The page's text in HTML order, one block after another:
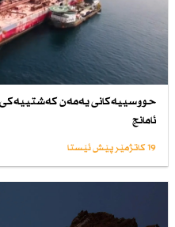
حووسییەكانی یەمەن كەشتییەكی
ئامانج
19 کاتژمێر پێش ئێستا